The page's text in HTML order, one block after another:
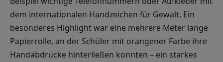
dem internationalen Handzeichen für Gewalt. Ein
besonderes Highlight war eine mehrere Meter lange
Papierrolle, an der Schüler mit orangener Farbe ihre
Handabdrücke hinterließen konnten – ein starkes